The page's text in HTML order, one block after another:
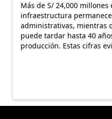
Más de S/ 24,000
infraestructura
administrativas, mientras
puede tardar hasta 40
producción. Estas cifras
los principales motores de